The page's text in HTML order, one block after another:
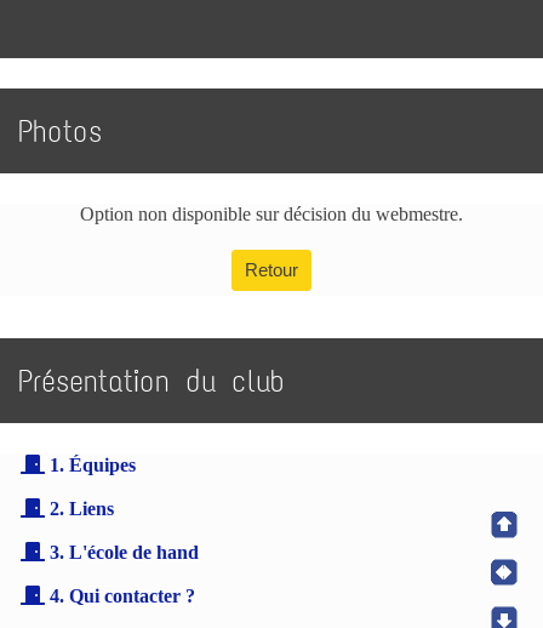
Photos
Option non disponible sur décision du webmestre.
Retour
Présentation du club
1. Équipes
2. Liens
3. L'école de hand
4. Qui contacter ?